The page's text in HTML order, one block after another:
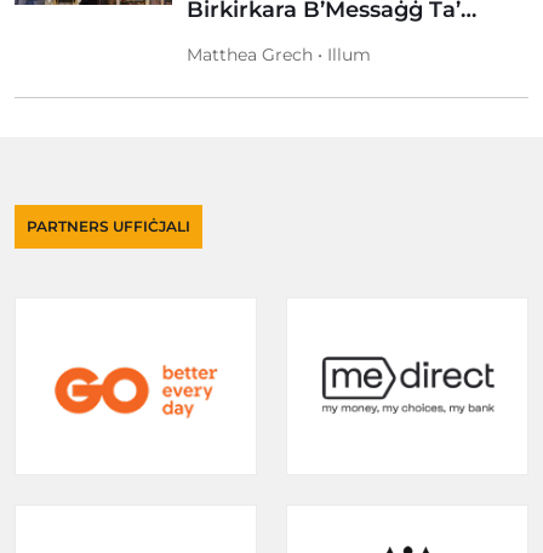
Birkirkara B’Messaġġ Ta’…
Matthea Grech • Illum
PARTNERS UFFIĊJALI